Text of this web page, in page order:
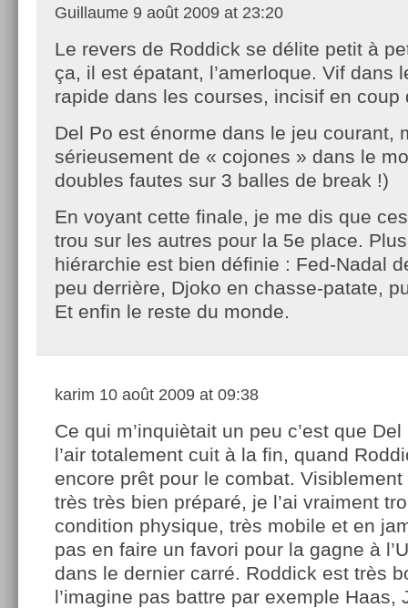
Guillaume 9 août 2009 at 23:20
Le revers de Roddick se délite petit à
ça, il est épatant, l’amerloque. Vif dans
rapide dans les courses, incisif en
Del Po est énorme dans le jeu courant,
sérieusement de « cojones » dans le
doubles fautes sur 3 balles de break !)
En voyant cette finale, je me dis que
trou sur les autres pour la 5e place.
hiérarchie est bien définie : Fed-Nadal
peu derrière, Djoko en chasse-patate,
Et enfin le reste du monde.
karim 10 août 2009 at 09:38
Ce qui m’inquiètait un peu c’est que
l’air totalement cuit à la fin, quand
encore prêt pour le combat. Visiblement
très très bien préparé, je l’ai vraiment
condition physique, très mobile et en
pas en faire un favori pour la gagne à
dans le dernier carré. Roddick est très
l’imagine pas battre par exemple Haas,